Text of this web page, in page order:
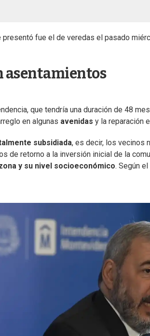
presentó fue el de veredas el pasado
asentamientos
que tendría una duración de 48
en algunas avenidas y la reparación
subsidiada, es decir, los vecinos
de retorno a la inversión inicial de la
y su nivel socioeconómico. Según